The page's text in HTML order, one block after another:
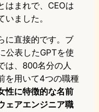
はまれで、CEOは
ました。
に直接的です。ブ
公表したGPTを使
は、800名分の人
を用いて4つの職種
性に特徴的な名前
ェアエンジニア職